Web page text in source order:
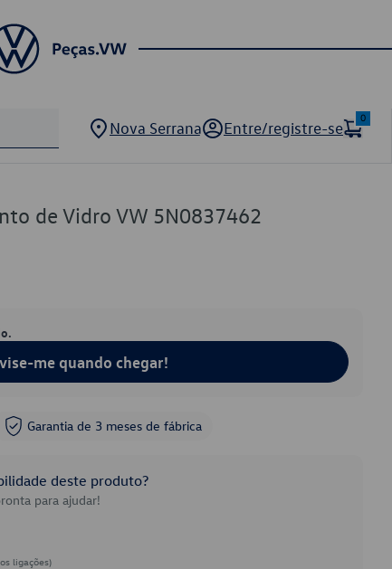
Nova Serrana Entre/registre-se
0
de Vidro VW 5N0837462
me quando chegar!
Garantia de 3 meses de fábrica
deste produto?
para ajudar!
ligações)